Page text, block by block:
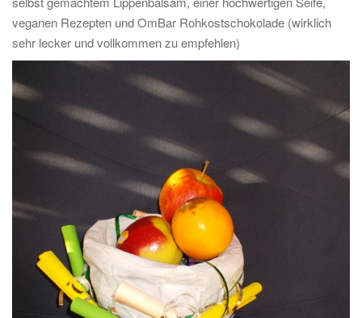
veganen Rezepten und OmBar Rohkostschokolade (wirklich
sehr lecker und vollkommen zu empfehlen)